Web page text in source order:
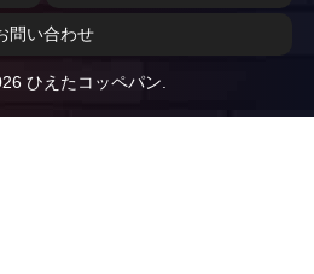
問い合わせ
ひえたコッペパン.